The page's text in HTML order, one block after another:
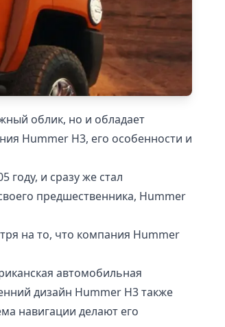
облик, но и обладает
Hummer H3, его особенности и
и сразу же стал
предшественника, Hummer
на то, что компания Hummer
автомобильная
дизайн Hummer H3 также
навигации делают его